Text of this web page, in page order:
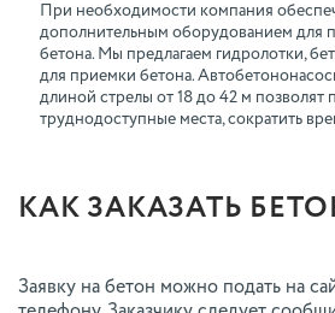
При необходимости компания
дополнительным оборудованием для
бетона. Мы предлагаем гидролотки,
для приемки бетона.
длиной стрелы от 18 до 42 м позволят
труднодоступные места, сократить
КАК ЗАКАЗАТЬ
Заявку на бетон можно подать на